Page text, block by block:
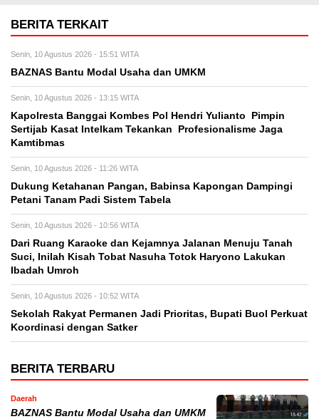
BERITA TERKAIT
Senin, 10 Agustus 2026 - 15:51 WITA
BAZNAS Bantu Modal Usaha dan UMKM
Senin, 10 Agustus 2026 - 13:15 WITA
Kapolresta Banggai Kombes Pol Hendri Yulianto Pimpin
Sertijab Kasat Intelkam Tekankan Profesionalisme Jaga
Kamtibmas
Senin, 10 Agustus 2026 - 11:26 WITA
Dukung Ketahanan Pangan, Babinsa Kapongan Dampingi
Petani Tanam Padi Sistem Tabela
Senin, 10 Agustus 2026 - 10:56 WITA
Dari Ruang Karaoke dan Kejamnya Jalanan Menuju Tanah
Suci, Inilah Kisah Tobat Nasuha Totok Haryono Lakukan
Ibadah Umroh
Senin, 10 Agustus 2026 - 10:52 WITA
Sekolah Rakyat Permanen Jadi Prioritas, Bupati Buol Perkuat
Koordinasi dengan Satker
BERITA TERBARU
Daerah
BAZNAS Bantu Modal Usaha dan UMKM